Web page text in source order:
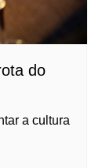
do
a cultura